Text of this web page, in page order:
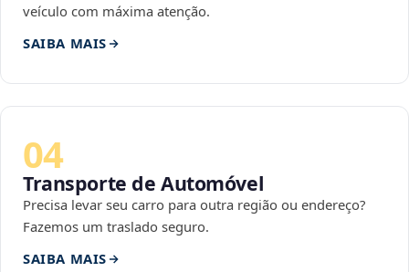
veículo com máxima atenção.
SAIBA MAIS
04
Transporte de Automóvel
Precisa levar seu carro para outra região ou endereço?
Fazemos um traslado seguro.
SAIBA MAIS